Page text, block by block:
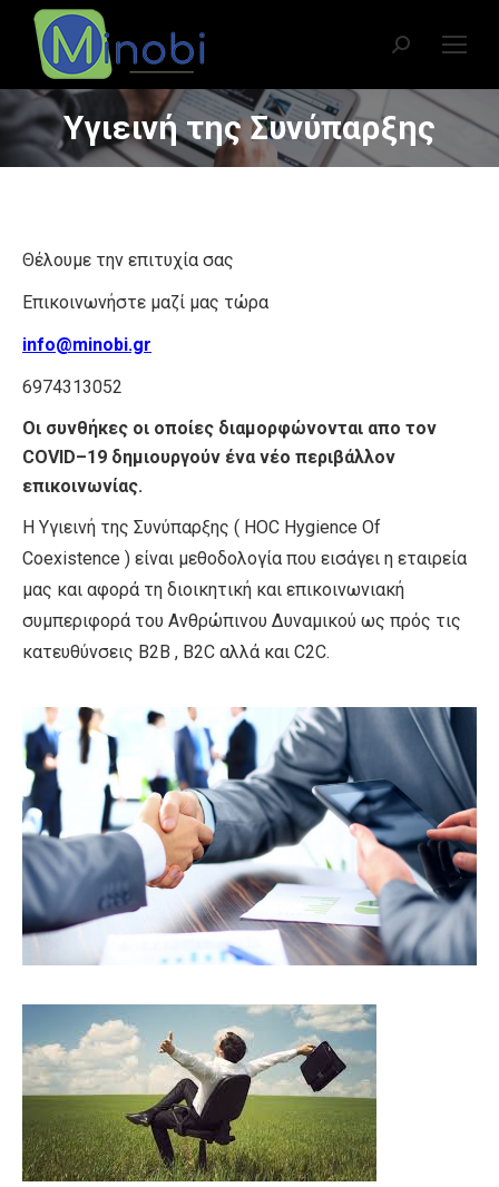
Search:
Υγιεινή της Συνύπαρξης
You are here:
Θέλουμε την επιτυχία σας
Επικοινωνήστε μαζί μας τώρα
info@minobi.gr
6974313052
Οι συνθήκες οι οποίες διαμορφώνονται απο τον
COVID–19 δημιουργούν ένα νέο περιβάλλον
επικοινωνίας.
Η Υγιεινή της Συνύπαρξης ( HOC Hygience Of
Coexistence ) είναι μεθοδολογία που εισάγει η εταιρεία
μας και αφορά τη διοικητική και επικοινωνιακή
συμπεριφορά του Ανθρώπινου Δυναμικού ως πρός τις
κατευθύνσεις B2B , B2C αλλά και C2C.